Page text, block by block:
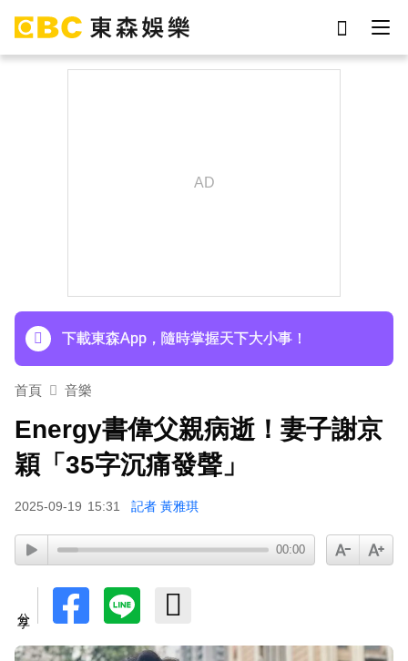
下載東森App，隨時掌握天下大小事！
首頁 音樂
Energy書偉父親病逝！妻子謝京
穎「35字沉痛發聲」
2025-09-19 15:31 記者 黃雅琪
00:00